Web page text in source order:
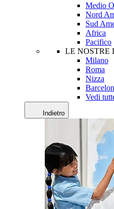
Medio
Nord
Sud
Africa
Pacifico
LE NOSTRE
Milano
Roma
Nizza
Vedi
Indietro